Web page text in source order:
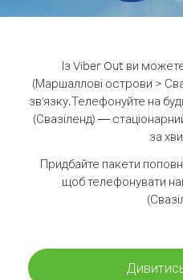
Із Viber Out ви
(Маршаллові острови >
зв'язку.Телефонуйте на
(Свазіленд) —
за
Придбайте пакети
щоб телефонувати